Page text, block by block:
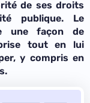
de ses droits
publique. Le
une façon de
tout en lui
y compris en